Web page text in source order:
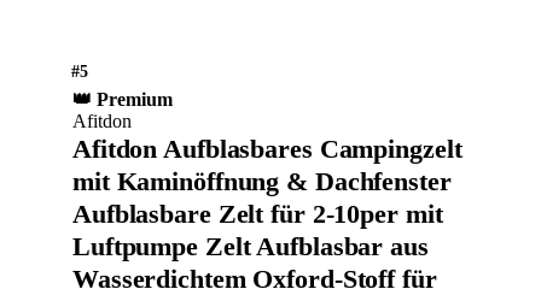
#5
👑 Premium
Afitdon
Afitdon Aufblasbares Campingzelt
mit Kaminöffnung & Dachfenster
Aufblasbare Zelt für 2-10per mit
Luftpumpe Zelt Aufblasbar aus
Wasserdichtem Oxford-Stoff für